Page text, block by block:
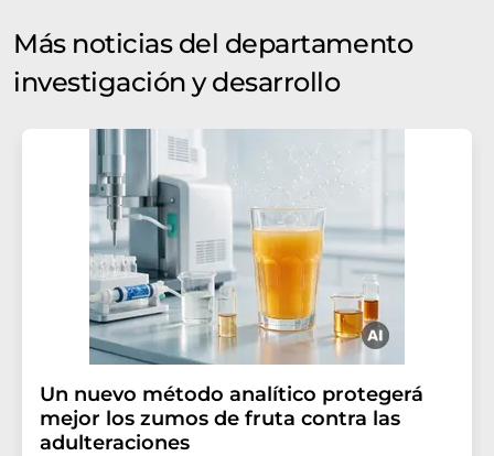
Más noticias del departamento
investigación y desarrollo
Un nuevo método analítico protegerá
mejor los zumos de fruta contra las
adulteraciones